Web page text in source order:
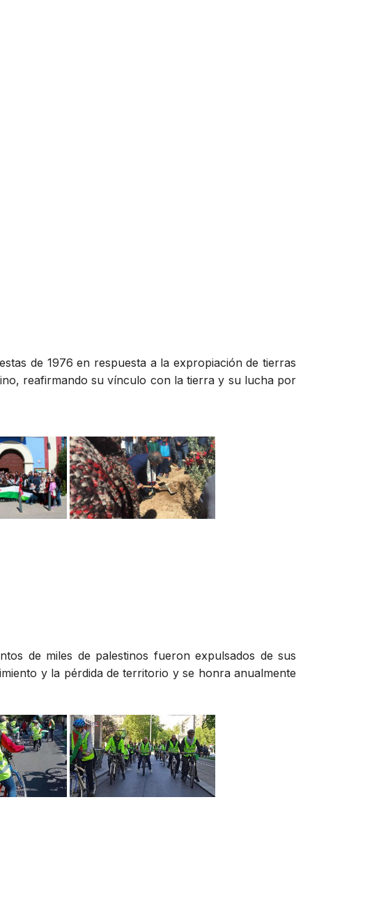
de 1976 en respuesta a la expropiación de tierras
reafirmando su vínculo con la tierra y su lucha por
de miles de palestinos fueron expulsados de sus
y la pérdida de territorio y se honra anualmente